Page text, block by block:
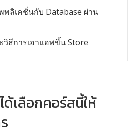
พลิเคชั่นกับ Database ผ่าน
วิธีการเอาแอพขึ้น Store
เลือกคอร์สนี้ให้